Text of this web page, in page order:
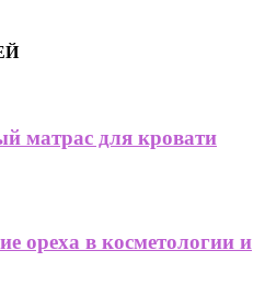
матрас для кровати
ореха в косметологии и